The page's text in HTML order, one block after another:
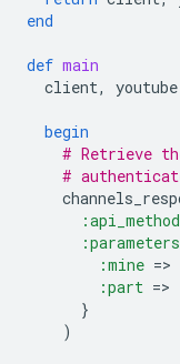
end
def main
client, youtube
begin
# Retrieve
#
:api_method
:parameters
:mine =>
:part =>
}
)